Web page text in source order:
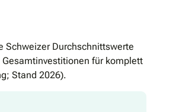
Schweizer Durchschnittswerte
für komplett
Stand 2026).